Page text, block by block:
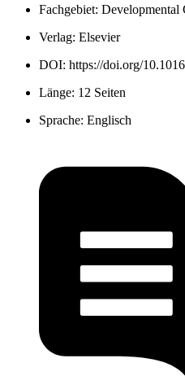
Fachgebiet: Developmental
Verlag: Elsevier
DOI: https://doi.org/
Länge: 12 Seiten
Sprache: Englisch